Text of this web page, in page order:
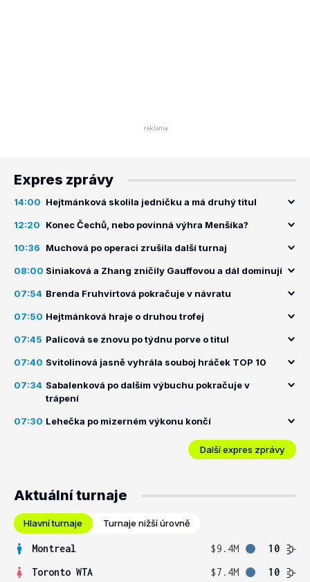
Expres zprávy
14:00 Hejtmánková skolila jedničku a má druhý titul
12:20 Konec Čechů, nebo povinná výhra Menšíka?
10:36 Muchová po operaci zrušila další turnaj
08:00 Siniaková a Zhang zničily Gauffovou a dál dominují
07:54 Brenda Fruhvirtová pokračuje v návratu
07:50 Hejtmánková hraje o druhou trofej
07:45 Palicová se znovu po týdnu porve o titul
07:40 Svitolinová jasně vyhrála souboj hráček TOP 10
07:34 Sabalenková po dalším výbuchu pokračuje v
trápení
07:30 Lehečka po mizerném výkonu končí
Další expres zprávy
Aktuální turnaje
Hlavní turnaje Turnaje nižší úrovně
Montreal $9.4M
10
Toronto WTA
$7.4M 10